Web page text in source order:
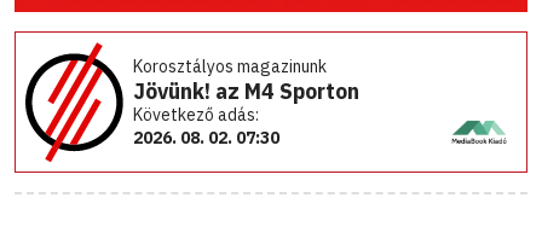
Korosztályos magazinunk
Jövünk! az M4 Sporton
Következő adás:
2026. 08. 02. 07:30